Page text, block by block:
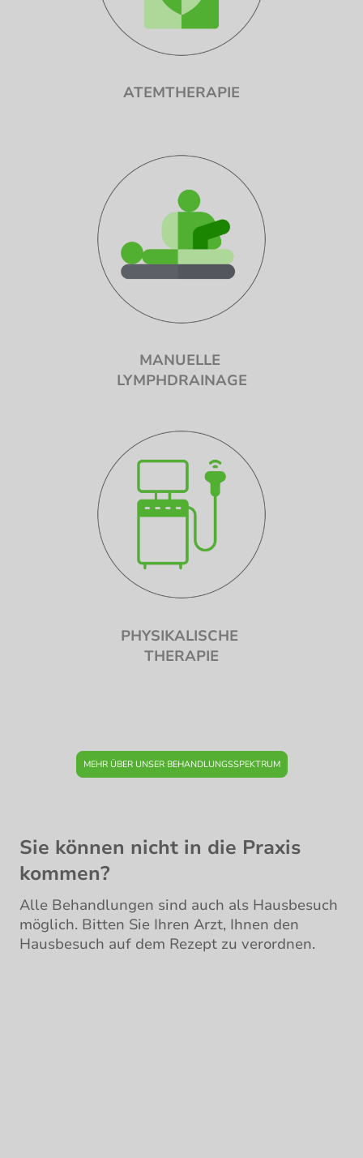
ATEMTHERAPIE
MANUELLE
LYMPHDRAINAGE
PHYSIKALISCHE
THERAPIE
MEHR ÜBER UNSER BEHANDLUNGSSPEKTRUM
Sie können nicht in die Praxis
kommen?
Alle Behandlungen sind auch als Hausbesuch
möglich. Bitten Sie Ihren Arzt, Ihnen den
Hausbesuch auf dem Rezept zu verordnen.